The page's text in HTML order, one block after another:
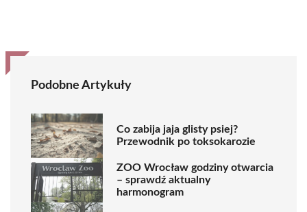
Podobne Artykuły
Co zabija jaja glisty psiej?
Przewodnik po toksokarozie
ZOO Wrocław godziny otwarcia
– sprawdź aktualny
harmonogram